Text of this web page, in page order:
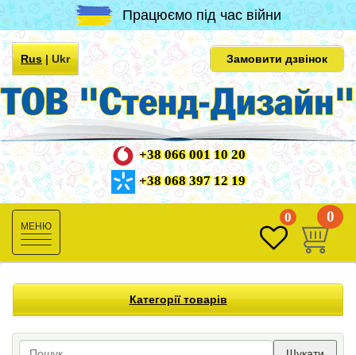
Працюємо під час війни
Rus|Ukr Замовити дзвінок
+38 066 001 10 20
+38 068 397 12 19
Toggle
navigation
0 0
Категорії товарів